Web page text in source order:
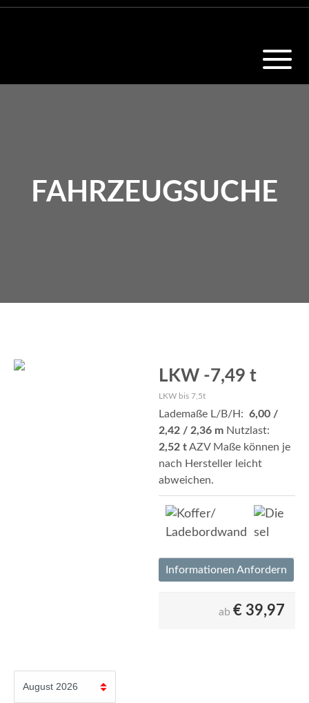
FAHRZEUGSUCHE
LKW -7,49 t
LKW bis 7,5t
Lademaße L/B/H: 6,00 /
2,42 / 2,36 m Nutzlast:
2,52 tAZV Maße können je
nach Hersteller leicht
abweichen.
Informationen Anfordern
ab € 39,97